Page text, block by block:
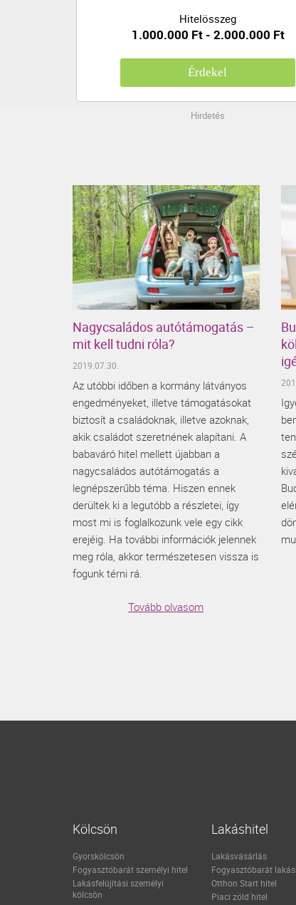
Hitelösszeg
1.000.000 Ft - 2.000.000 Ft
Érdekel
Hirdetés
Nagycsaládos autótámogatás –
mit kell tudni róla?
2019.07.30.
Az utóbbi időben a kormány látványos
engedményeket, illetve támogatásokat
biztosít a családoknak, illetve azoknak,
akik családot szeretnének alapítani. A
babaváró hitel mellett újabban a
nagycsaládos autótámogatás a
legnépszerűbb téma. Hiszen ennek
derültek ki a legutóbb a részletei, így
most mi is foglalkozunk vele egy cikk
erejéig. Ha további információk jelennek
meg róla, akkor természetesen vissza is
fogunk térni rá.
Tovább olvasom
Kölcsön
Gyorskölcsön
Fogyasztóbarát személyi hitel
Lakásfelújítási személyi
kölcsön
Lakáshitel
Lakásvásárlás
Fogyasztóbarát
Otthon Start hitel
Piaci zöld hitel